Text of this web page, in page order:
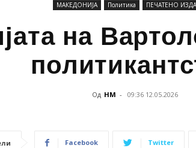
МАКЕДОНИЈА Политика ПЕЧАТЕНО
на
Од НМ - 09:36 12.05.2026
Facebook Twitter